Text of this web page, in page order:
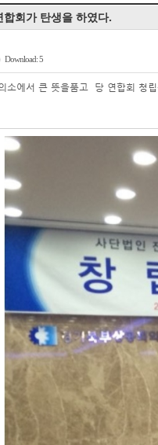
회가 탄생을 하였다.
Download: 5
소에서 큰 뜻을품고 당 연합회 청